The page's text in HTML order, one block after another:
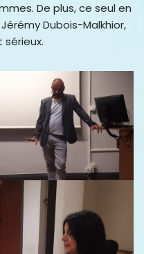
De plus, ce seul en
Dubois-Malkhior,